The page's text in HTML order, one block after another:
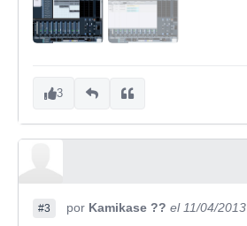
3
#3 por Kamikase ?? el 11/04/2013